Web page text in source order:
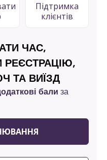
Підтримка
клієнтів
ЧАС,
ТА ВИЇЗД
бали за